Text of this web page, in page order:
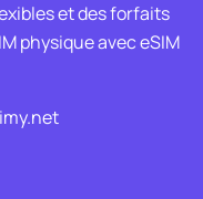
et des forfaits
physique avec eSIM